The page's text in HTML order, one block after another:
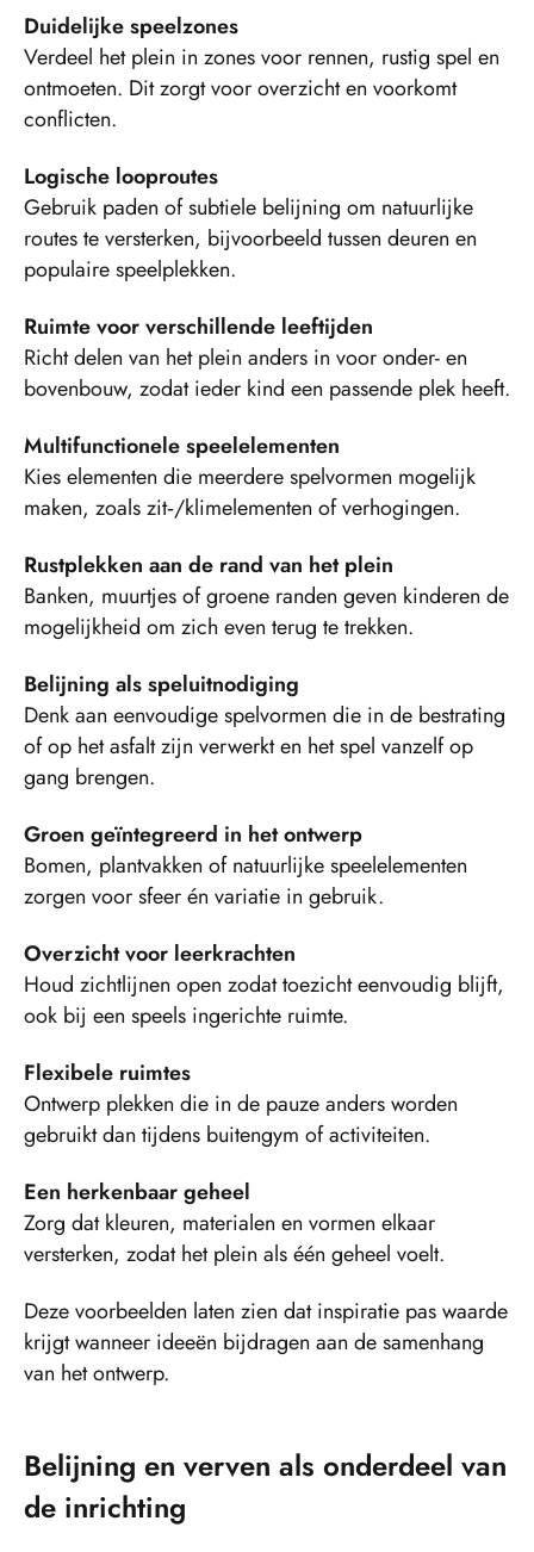
Duidelijke speelzones
Verdeel het plein in zones voor rennen, rustig spel en
ontmoeten. Dit zorgt voor overzicht en voorkomt
conflicten.
Logische looproutes
Gebruik paden of subtiele belijning om natuurlijke
routes te versterken, bijvoorbeeld tussen deuren en
populaire speelplekken.
Ruimte voor verschillende leeftijden
Richt delen van het plein anders in voor onder- en
bovenbouw, zodat ieder kind een passende plek heeft.
Multifunctionele speelelementen
Kies elementen die meerdere spelvormen mogelijk
maken, zoals zit‑/klimelementen of verhogingen.
Rustplekken aan de rand van het plein
Banken, muurtjes of groene randen geven kinderen de
mogelijkheid om zich even terug te trekken.
Belijning als speluitnodiging
Denk aan eenvoudige spelvormen die in de bestrating
of op het asfalt zijn verwerkt en het spel vanzelf op
gang brengen.
Groen geïntegreerd in het ontwerp
Bomen, plantvakken of natuurlijke speelelementen
zorgen voor sfeer én variatie in gebruik.
Overzicht voor leerkrachten
Houd zichtlijnen open zodat toezicht eenvoudig blijft,
ook bij een speels ingerichte ruimte.
Flexibele ruimtes
Ontwerp plekken die in de pauze anders worden
gebruikt dan tijdens buitengym of activiteiten.
Een herkenbaar geheel
Zorg dat kleuren, materialen en vormen elkaar
versterken, zodat het plein als één geheel voelt.
Deze voorbeelden laten zien dat inspiratie pas waarde
krijgt wanneer ideeën bijdragen aan de samenhang
van het ontwerp.
Belijning en verven als onderdeel van
de inrichting